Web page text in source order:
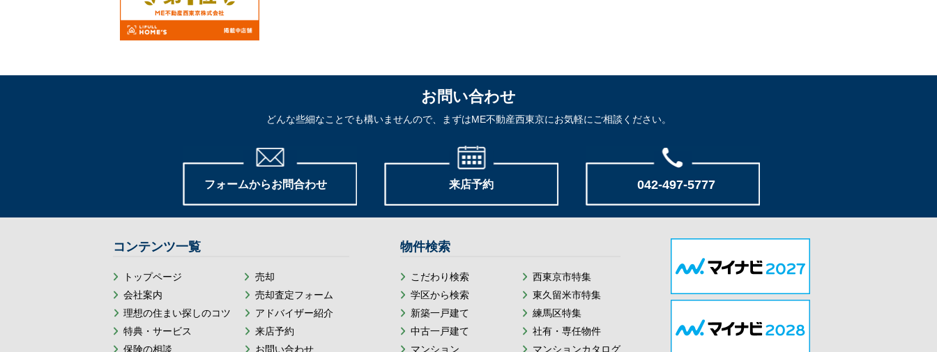
お問い合わせ
どんな些細なことでも構いませんので、まずはME不動産西東京にお気軽にご相談ください。
フォームからお問合わせ 来店予約 042-497-5777
コンテンツ一覧
トップページ
会社案内
理想の住まい探しのコツ
特典・サービス
保険の相談
売却
売却査定フォーム
アドバイザー紹介
来店予約
お問い合わせ
物件検索
こだわり検索
学区から検索
新築一戸建て
中古一戸建て
マンション
西東京市特集
東久留米市特集
練馬区特集
社有・専任物件
マンションカタログ